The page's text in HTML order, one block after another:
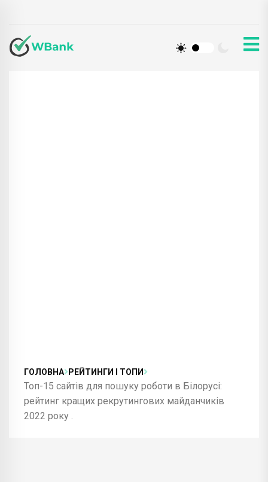
ГОЛОВНА РЕЙТИНГИ І ТОПИ
Топ-15 сайтів для пошуку роботи в Білорусі:
рейтинг кращих рекрутингових майданчиків
2022 року .